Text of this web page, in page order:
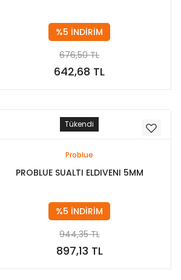
%5 İNDİRİM
676,50 TL
642,68 TL
Stokta Yok
Tükendi
Problue
PROBLUE SUALTI ELDIVENI 5MM
%5 İNDİRİM
944,35 TL
897,13 TL
Stokta Yok